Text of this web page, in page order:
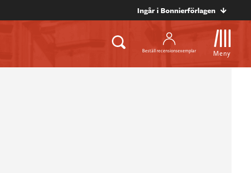
Ingår i Bonnierförlagen
Beställ recensionsexemplar Meny